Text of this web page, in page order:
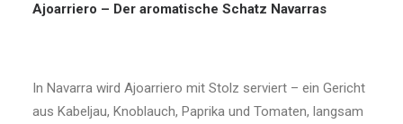
Ajoarriero – Der aromatische Schatz Navarras
In Navarra wird Ajoarriero mit Stolz serviert – ein Gericht
aus Kabeljau, Knoblauch, Paprika und Tomaten, langsam